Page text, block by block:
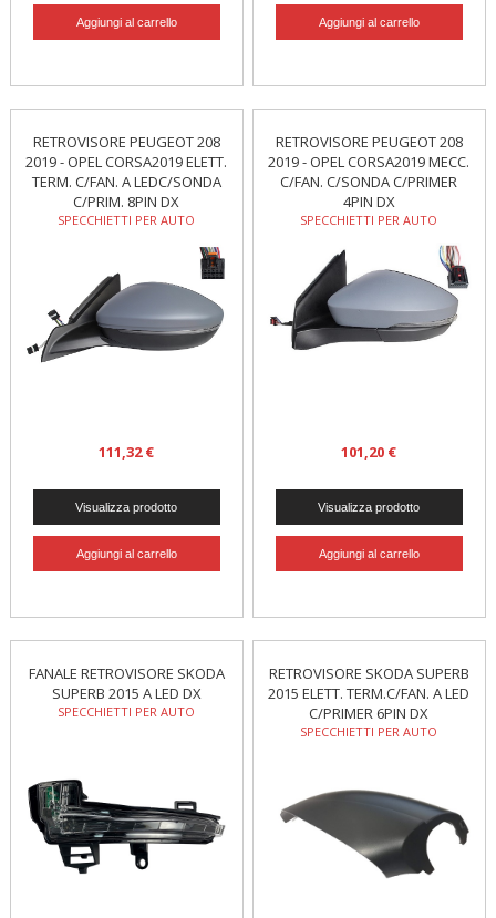
RETROVISORE PEUGEOT 208
2019 - OPEL CORSA2019 ELETT.
TERM. C/FAN. A LEDC/SONDA
C/PRIM. 8PIN DX
SPECCHIETTI PER AUTO
111,32 €
RETROVISORE PEUGEOT 208
2019 - OPEL CORSA2019 MECC.
C/FAN. C/SONDA C/PRIMER
4PIN DX
SPECCHIETTI PER AUTO
101,20 €
FANALE RETROVISORE SKODA
SUPERB 2015 A LED DX
SPECCHIETTI PER AUTO
RETROVISORE SKODA SUPERB
2015 ELETT. TERM.C/FAN. A LED
C/PRIMER 6PIN DX
SPECCHIETTI PER AUTO